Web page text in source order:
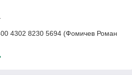
4302 8230 5694 (Фомичев Роман